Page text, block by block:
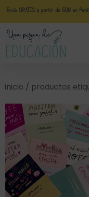
Envío GRATIS a partir de 50€ en
inicio / productos